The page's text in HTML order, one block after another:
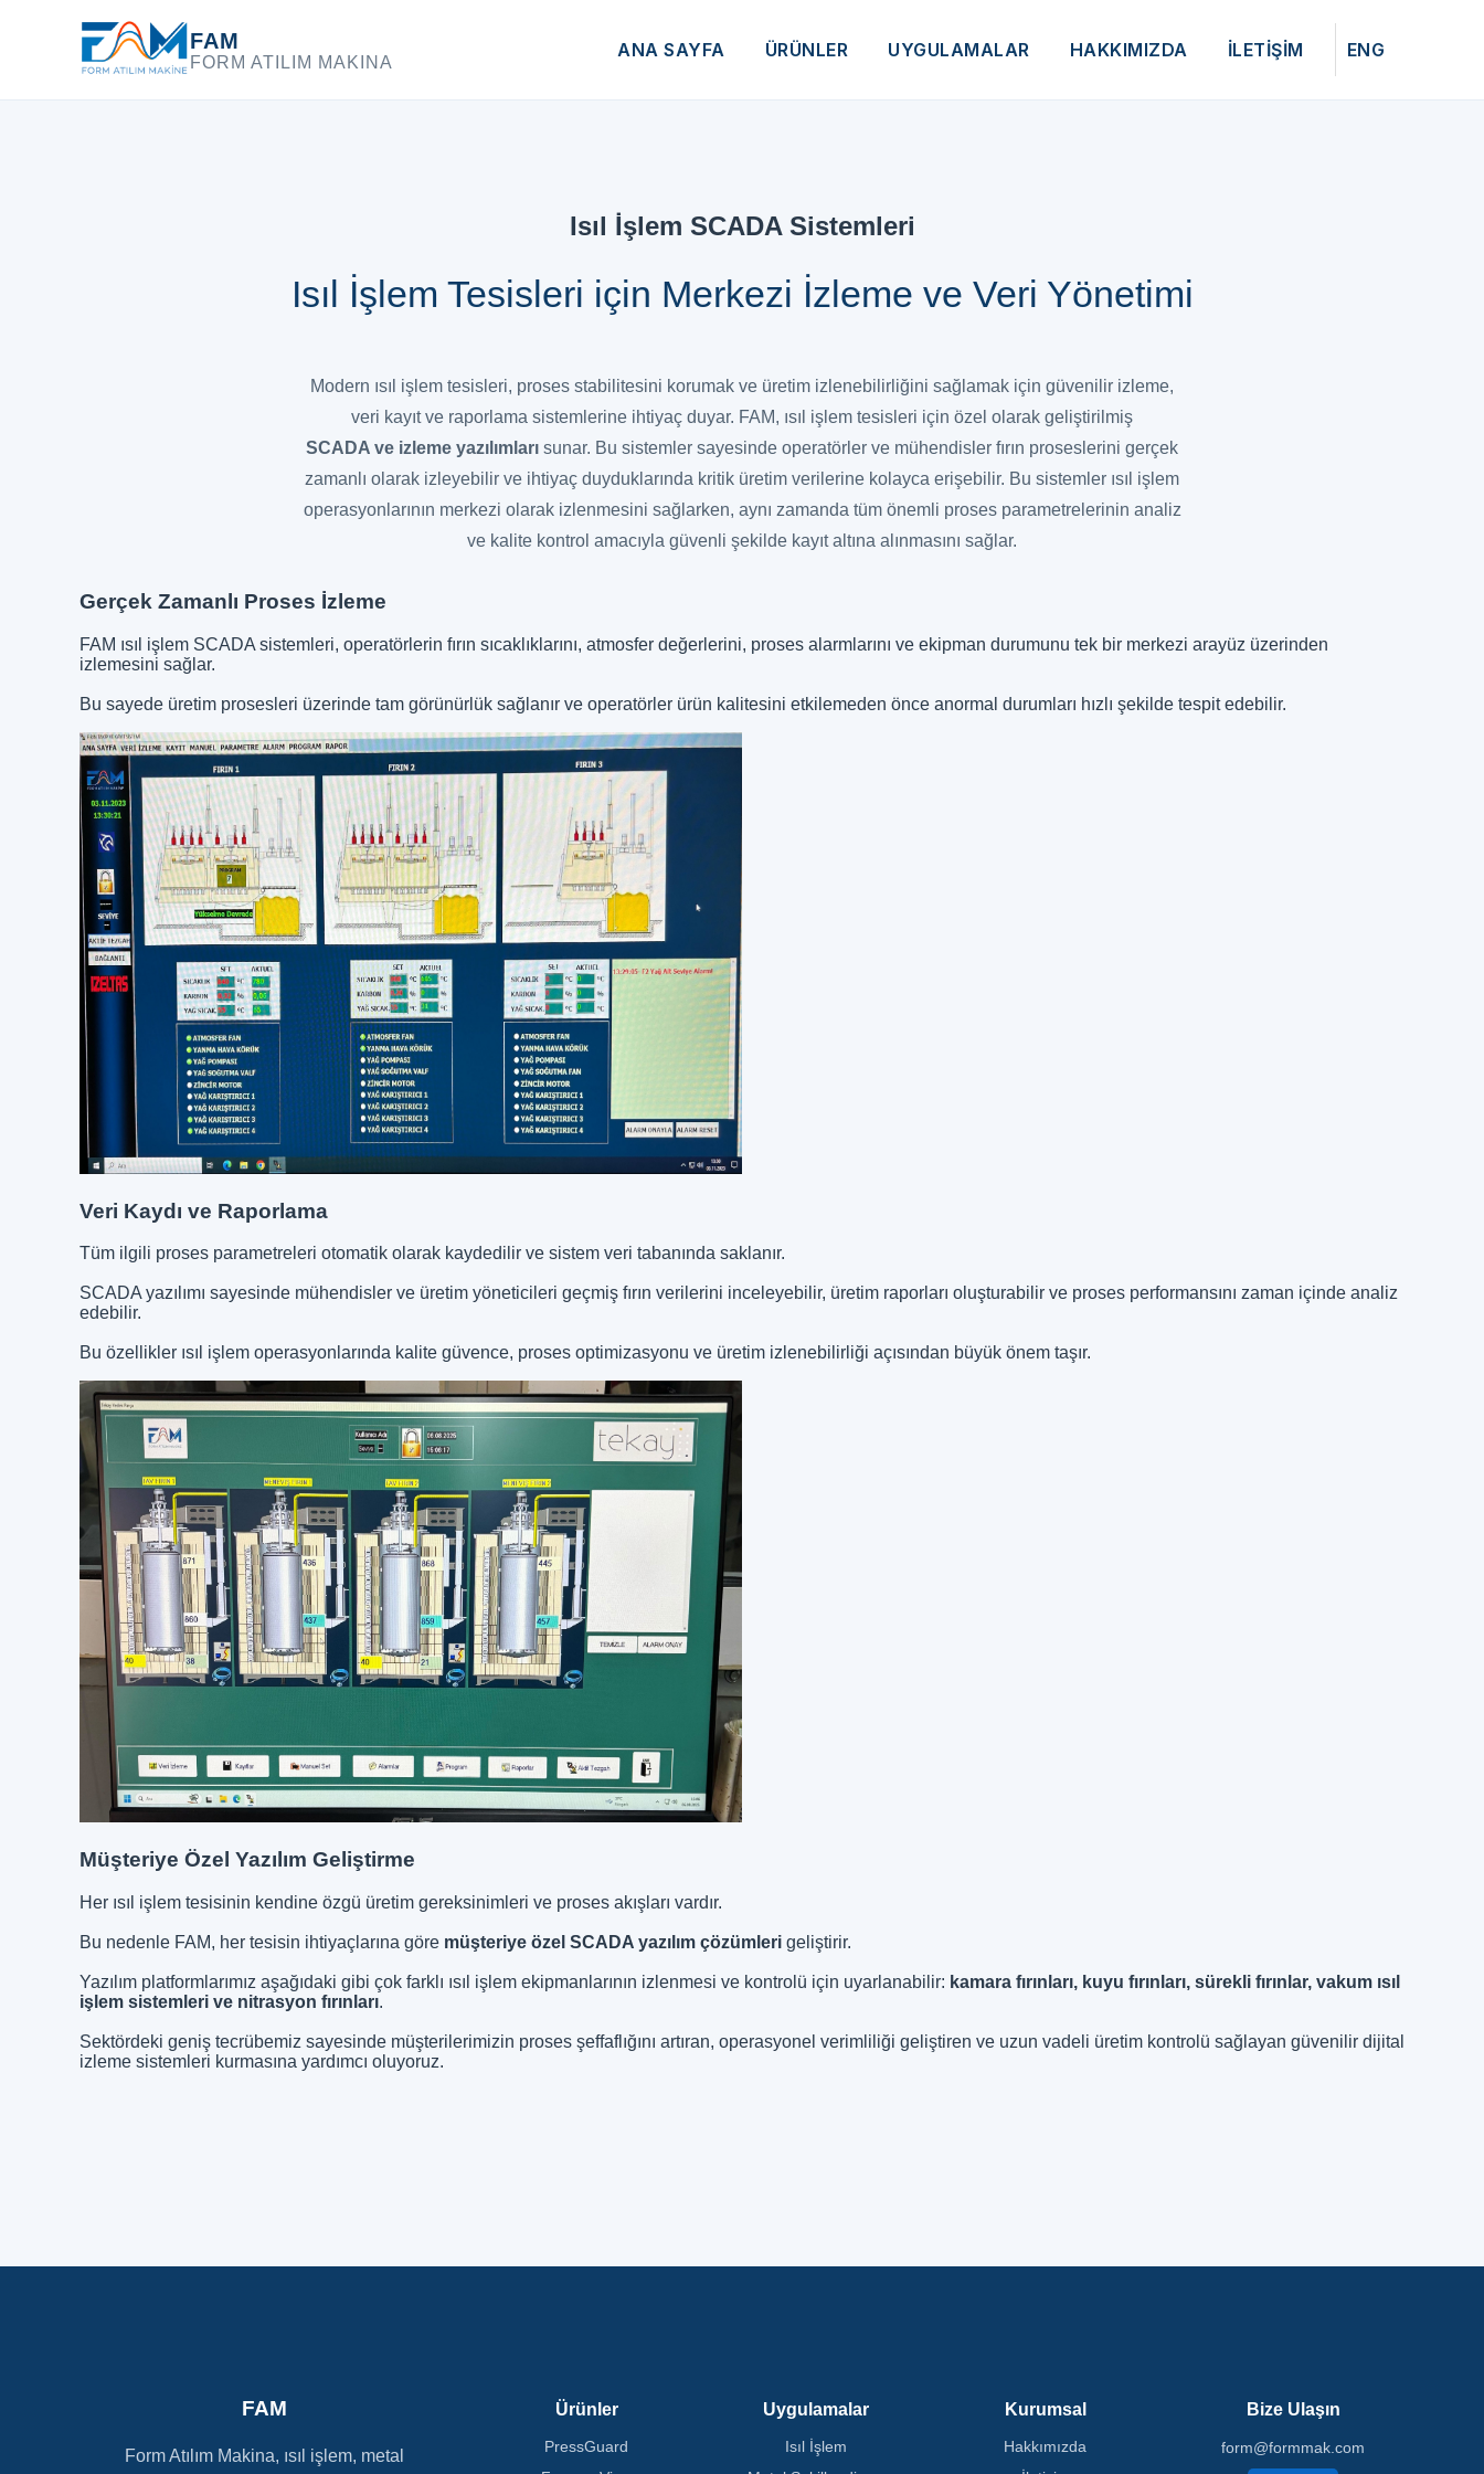
FAM
FORM ATILIM MAKINA
ANA SAYFA ÜRÜNLER UYGULAMALAR HAKKIMIZDA İLETİŞİM ENG
Isıl İşlem SCADA Sistemleri
Isıl İşlem Tesisleri için Merkezi İzleme ve Veri Yönetimi
Modern ısıl işlem tesisleri, proses stabilitesini korumak ve üretim izlenebilirliğini sağlamak için güvenilir izleme,
veri kayıt ve raporlama sistemlerine ihtiyaç duyar. FAM, ısıl işlem tesisleri için özel olarak geliştirilmiş
SCADA ve izleme yazılımları sunar. Bu sistemler sayesinde operatörler ve mühendisler fırın proseslerini gerçek
zamanlı olarak izleyebilir ve ihtiyaç duyduklarında kritik üretim verilerine kolayca erişebilir. Bu sistemler ısıl işlem
operasyonlarının merkezi olarak izlenmesini sağlarken, aynı zamanda tüm önemli proses parametrelerinin analiz
ve kalite kontrol amacıyla güvenli şekilde kayıt altına alınmasını sağlar.
Gerçek Zamanlı Proses İzleme
FAM ısıl işlem SCADA sistemleri, operatörlerin fırın sıcaklıklarını, atmosfer değerlerini, proses alarmlarını ve ekipman durumunu tek bir merkezi arayüz üzerinden
izlemesini sağlar.
Bu sayede üretim prosesleri üzerinde tam görünürlük sağlanır ve operatörler ürün kalitesini etkilemeden önce anormal durumları hızlı şekilde tespit edebilir.
Veri Kaydı ve Raporlama
Tüm ilgili proses parametreleri otomatik olarak kaydedilir ve sistem veri tabanında saklanır.
SCADA yazılımı sayesinde mühendisler ve üretim yöneticileri geçmiş fırın verilerini inceleyebilir, üretim raporları oluşturabilir ve proses performansını zaman içinde analiz
edebilir.
Bu özellikler ısıl işlem operasyonlarında kalite güvence, proses optimizasyonu ve üretim izlenebilirliği açısından büyük önem taşır.
Müşteriye Özel Yazılım Geliştirme
Her ısıl işlem tesisinin kendine özgü üretim gereksinimleri ve proses akışları vardır.
Bu nedenle FAM, her tesisin ihtiyaçlarına göre müşteriye özel SCADA yazılım çözümleri geliştirir.
Yazılım platformlarımız aşağıdaki gibi çok farklı ısıl işlem ekipmanlarının izlenmesi ve kontrolü için uyarlanabilir: kamara fırınları, kuyu fırınları, sürekli fırınlar, vakum ısıl
işlem sistemleri ve nitrasyon fırınları.
Sektördeki geniş tecrübemiz sayesinde müşterilerimizin proses şeffaflığını artıran, operasyonel verimliliği geliştiren ve uzun vadeli üretim kontrolü sağlayan güvenilir dijital
izleme sistemleri kurmasına yardımcı oluyoruz.
FAM
Form Atılım Makina, ısıl işlem, metal
Ürünler
PressGuard
Uygulamalar
Isıl İşlem
Kurumsal
Hakkımızda
Bize Ulaşın
form@formmak.com